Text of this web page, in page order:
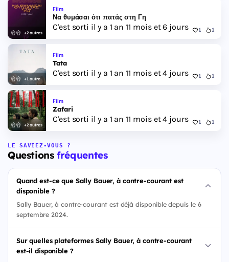
+2 autres
Film
Να θυμάσαι ότι πατάς στη Γη
C'est sorti il y a 1 an 11 mois et 6 jours 1 1
+1 autre
Film
Tata
C'est sorti il y a 1 an 11 mois et 4 jours 1 1
+2 autres
Film
Zafari
C'est sorti il y a 1 an 11 mois et 4 jours 1 1
LE SAVIEZ-VOUS ?
Questionsfréquentes
Quand est-ce que Sally Bauer, à contre-courant est
disponible ?
Sally Bauer, à contre-courant est déjà disponible depuis le 6
septembre 2024.
Sur quelles plateformes Sally Bauer, à contre-courant
est-il disponible ?